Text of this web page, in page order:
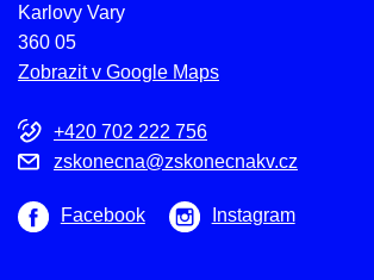
Karlovy Vary
360 05
Zobrazit v Google Maps
+420 702 222 756
zskonecna@zskonecnakv.cz
Facebook Instagram